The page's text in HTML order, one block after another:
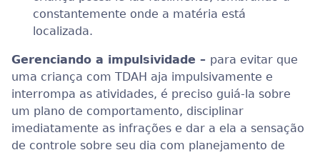
constantemente onde a matéria está
localizada.
Gerenciando a impulsividade – para evitar que
uma criança com TDAH aja impulsivamente e
interrompa as atividades, é preciso guiá-la sobre
um plano de comportamento, disciplinar
imediatamente as infrações e dar a ela a sensação
de controle sobre seu dia com planejamento de